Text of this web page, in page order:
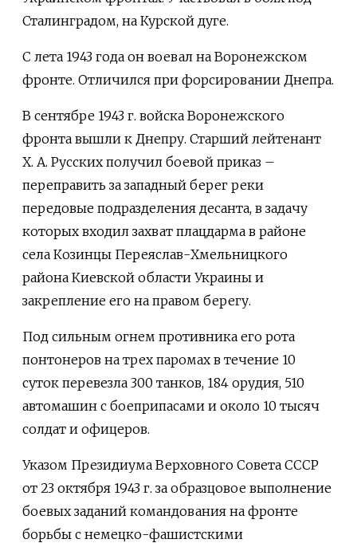
Сталинградом, на Курской дуге.
С лета 1943 года он воевал на Воронежском
фронте. Отличился при форсировании Днепра.
В сентябре 1943 г. войска Воронежского
фронта вышли к Днепру. Старший лейтенант
Х. А. Русских получил боевой приказ –
переправить за западный берег реки
передовые подразделения десанта, в задачу
которых входил захват плацдарма в районе
села Козинцы Переяслав-Хмельницкого
района Киевской области Украины и
закрепление его на правом берегу.
Под сильным огнем противника его рота
понтонеров на трех паромах в течение 10
суток перевезла 300 танков, 184 орудия, 510
автомашин с боеприпасами и около 10 тысяч
солдат и офицеров.
Указом Президиума Верховного Совета СССР
от 23 октября 1943 г. за образцовое выполнение
боевых заданий командования на фронте
борьбы с немецко-фашистскими